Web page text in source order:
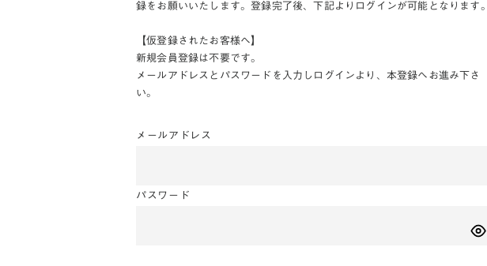
録をお願いいたします。登録完了後、下記よりログインが可能となります。
【仮登録されたお客様へ】
新規会員登録は不要です。
メールアドレスとパスワードを入力しログインより、本登録へお進み下さ
い。
メールアドレス
パスワード